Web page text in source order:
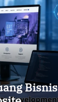
Bisnis